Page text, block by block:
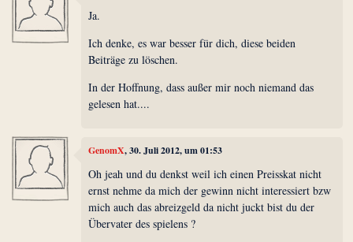
Ja.
Ich denke, es war besser für dich, diese beiden
Beiträge zu löschen.
In der Hoffnung, dass außer mir noch niemand das
gelesen hat....
GenomX, 30. Juli 2012, um 01:53
Oh jeah und du denkst weil ich einen Preisskat nicht
ernst nehme da mich der gewinn nicht interessiert bzw
mich auch das abreizgeld da nicht juckt bist du der
Übervater des spielens ?